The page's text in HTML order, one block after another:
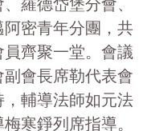
羅德岱堡分會、
密青年分團，共
齊聚一堂。會議
會長席勒代表會
輔導法師如元法
寒錚列席指導。